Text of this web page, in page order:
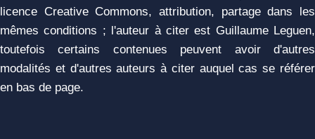
licence Creative Commons, attribution, partage dans les
mêmes conditions ; l'auteur à citer est Guillaume Leguen,
toutefois certains contenues peuvent avoir d'autres
modalités et d'autres auteurs à citer auquel cas se référer
en bas de page.